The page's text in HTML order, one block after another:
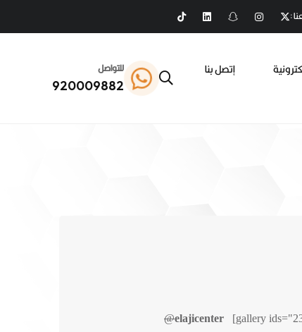
:
إتصل بنا
للتواصل
920009882
@elajicenter [gallery